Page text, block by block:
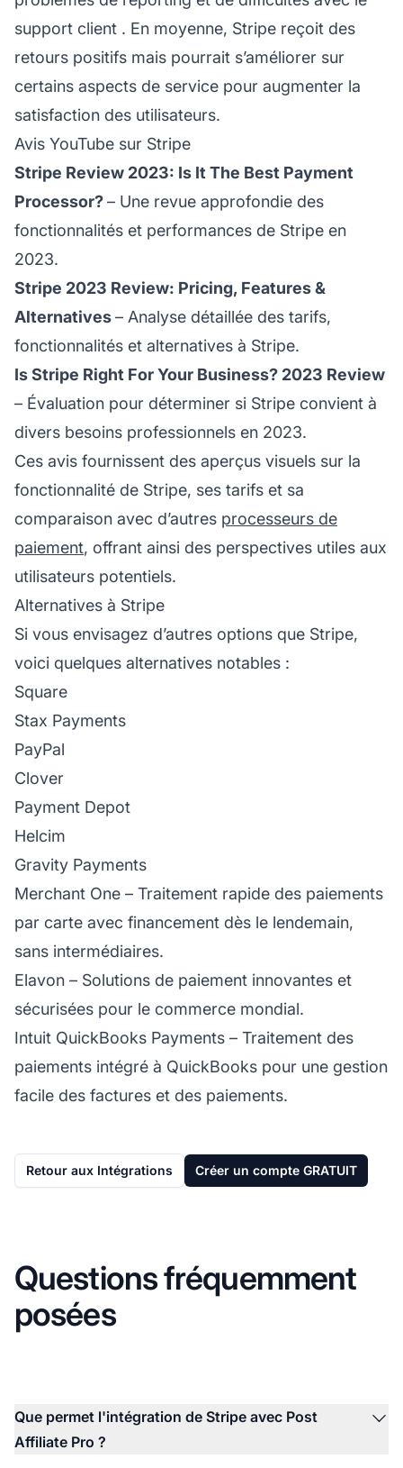
support client . En moyenne, Stripe reçoit des
retours positifs mais pourrait s’améliorer sur
certains aspects de service pour augmenter la
satisfaction des utilisateurs.
Avis YouTube sur Stripe
Stripe Review 2023: Is It The Best Payment
Processor?– Une revue approfondie des
fonctionnalités et performances de Stripe en
2023.
Stripe 2023 Review: Pricing, Features &
Alternatives– Analyse détaillée des tarifs,
fonctionnalités et alternatives à Stripe.
Is Stripe Right For Your Business? 2023 Review
– Évaluation pour déterminer si Stripe convient à
divers besoins professionnels en 2023.
Ces avis fournissent des aperçus visuels sur la
fonctionnalité de Stripe, ses tarifs et sa
comparaison avec d’autres processeurs de
paiement, offrant ainsi des perspectives utiles aux
utilisateurs potentiels.
Alternatives à Stripe
Si vous envisagez d’autres options que Stripe,
voici quelques alternatives notables :
Square
Stax Payments
PayPal
Clover
Payment Depot
Helcim
Gravity Payments
Merchant One – Traitement rapide des paiements
par carte avec financement dès le lendemain,
sans intermédiaires.
Elavon – Solutions de paiement innovantes et
sécurisées pour le commerce mondial.
Intuit QuickBooks Payments – Traitement des
paiements intégré à QuickBooks pour une gestion
facile des factures et des paiements.
Retour aux Intégrations Créer un compte GRATUIT
Questions fréquemment
posées
Que permet l'intégration de Stripe avec Post
Affiliate Pro ?